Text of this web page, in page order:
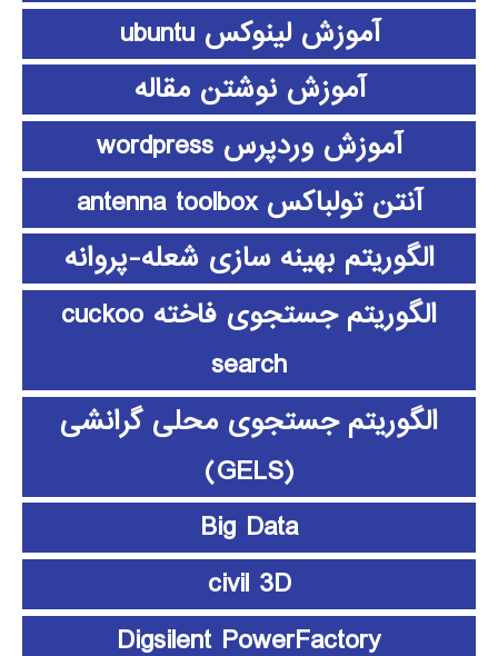
آموزش لینوکس ubuntu
آموزش نوشتن مقاله
آموزش وردپرس wordpress
آنتن تولباکس antenna toolbox
الگوریتم بهینه سازی شعله-پروانه
الگوریتم جستجوی فاخته cuckoo
search
الگوریتم جستجوی محلی گرانشی
(GELS)
Big Data
civil 3D
Digsilent PowerFactory